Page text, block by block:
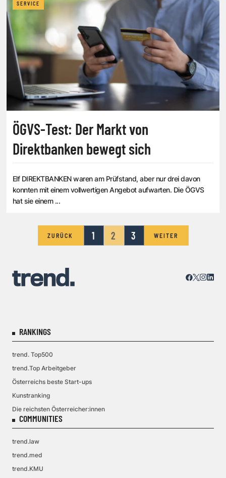
SERVICE
ÖGVS-Test: Der Markt von
Direktbanken bewegt sich
Elf DIREKTBANKEN waren am Prüfstand, aber nur drei davon
konnten mit einem vollwertigen Angebot aufwarten. Die ÖGVS
hat sie einem ...
ZURÜCK 1 2 3 WEITER
RANKINGS
trend. Top500
trend.Top Arbeitgeber
Österreichs beste Start-ups
Kunstranking
Die reichsten Österreicher:innen
COMMUNITIES
trend.law
trend.med
trend.KMU